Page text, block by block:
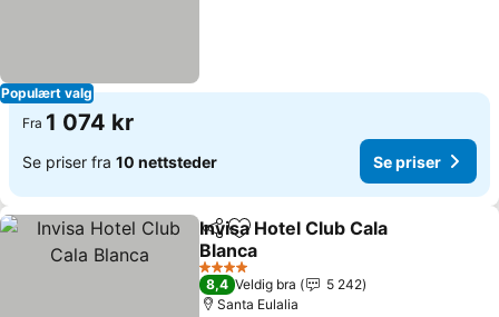
Populært valg
Fra 1 074 kr
Se priser fra 10 nettsteder Se priser
Del Legg til i favoritter
Invisa Hotel Club Cala
Blanca
Se priser
4 Stjerner
8,4 Veldig bra
5 242
Santa Eulalia